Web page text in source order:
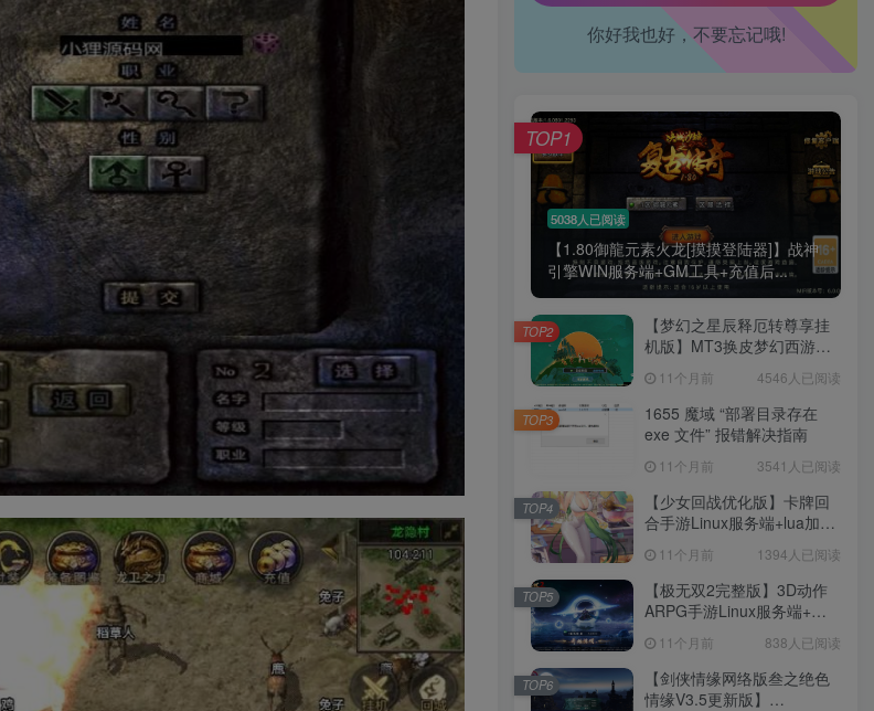
你好我也好，不要忘记哦!
5038人已阅读
【1.80御龍元素火龙[摸摸登陆器]】战神
引擎WIN服务端+GM工具+充值后...
TOP1
【梦幻之星辰释厄转尊享挂
机版】MT3换皮梦幻西游
+源码+架设教程
11个月前 4546人已阅读
TOP2
1655 魔域 “部署目录存在
exe 文件” 报错解决指南
11个月前 3541人已阅读
TOP3
【少女回战优化版】卡牌回
合手游Linux服务端+lua加解
权后台+安卓+架设教程
11个月前 1394人已阅读
TOP4
【极无双2完整版】3D动作
ARPG手游Linux服务端+全
+加解密工具+GM授权后台
+安卓+架设教程
11个月前 838人已阅读
TOP5
【剑侠情缘网络版叁之绝色
情缘V3.5更新版】
TOP6